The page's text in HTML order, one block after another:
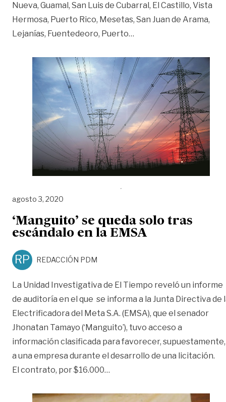
Nueva, Guamal, San Luis de Cubarral, El Castillo, Vista
Hermosa, Puerto Rico, Mesetas, San Juan de Arama,
Lejanías, Fuentedeoro, Puerto…
agosto 3, 2020
‘Manguito’ se queda solo tras
escándalo en la EMSA
RP REDACCIÓN PDM
La Unidad Investigativa de El Tiempo reveló un informe
de auditoría en el que se informa a la Junta Directiva de
Electrificadora del Meta S.A. (EMSA), que el senador
Jhonatan Tamayo (‘Manguito’), tuvo acceso a
información clasificada para favorecer, supuestamente,
a una empresa durante el desarrollo de una licitación.
El contrato, por $16.000…